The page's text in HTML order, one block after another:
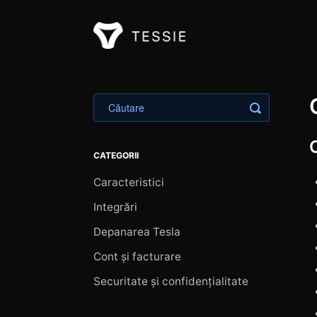
Toggle
CATEGORII
Caracteristici
Integrări
Depanarea Tesla
Cont și facturare
Securitate și confidențialitate